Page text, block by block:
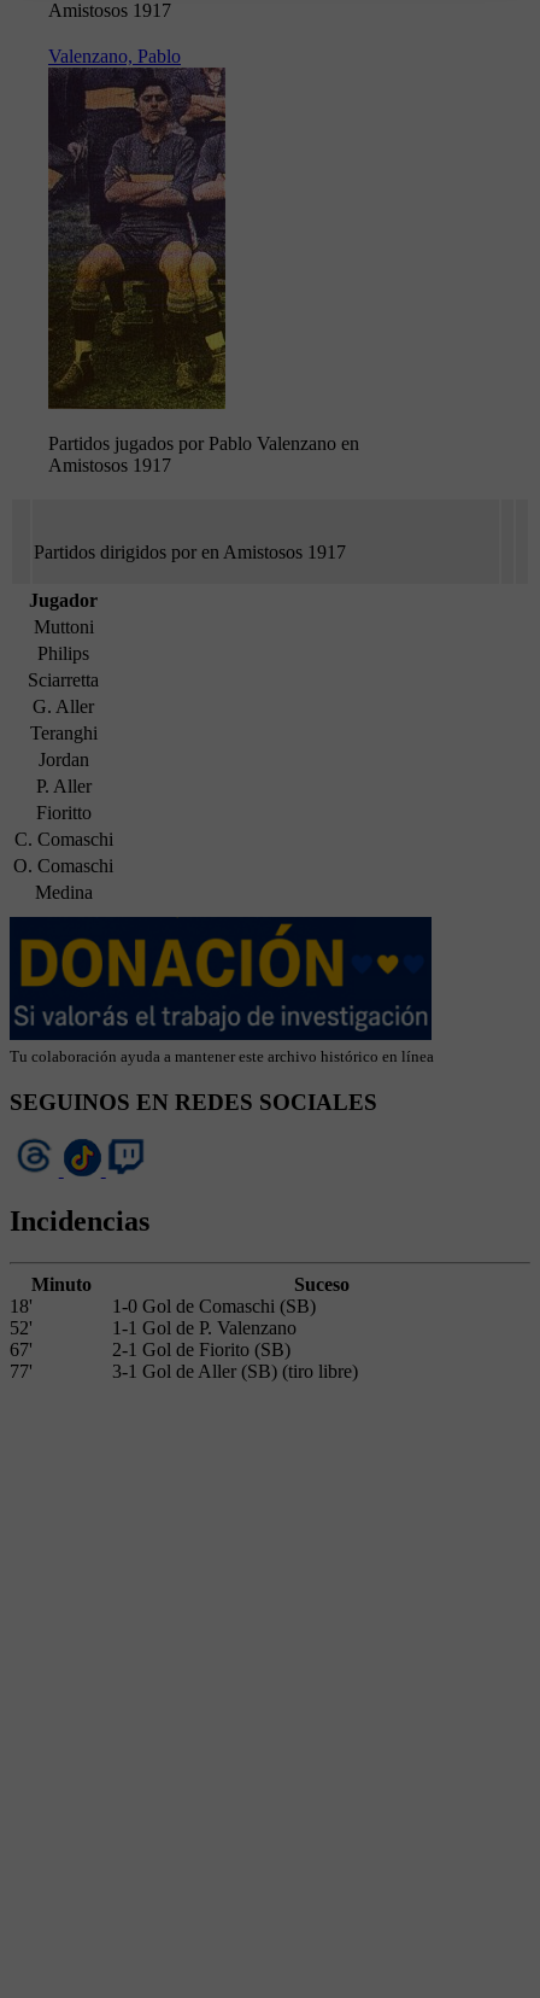
Amistosos 1917
Valenzano, Pablo
Partidos jugados por Pablo Valenzano en
Amistosos 1917
Partidos dirigidos por en Amistosos 1917
Jugador
Muttoni
Philips
Sciarretta
G. Aller
Teranghi
Jordan
P. Aller
Fioritto
C. Comaschi
O. Comaschi
Medina
Tu colaboración ayuda a mantener este archivo histórico en línea
SEGUINOS EN REDES SOCIALES
Incidencias
Minuto
Suceso
18'
1-0 Gol de Comaschi (SB)
52'
1-1 Gol de P. Valenzano
67'
2-1 Gol de Fiorito (SB)
77'
3-1 Gol de Aller (SB) (tiro libre)